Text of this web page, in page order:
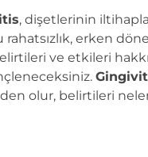
, dişetlerinin
erken
ve etkileri
olur, belirtileri